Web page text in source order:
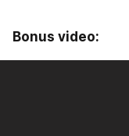
Bonus video: